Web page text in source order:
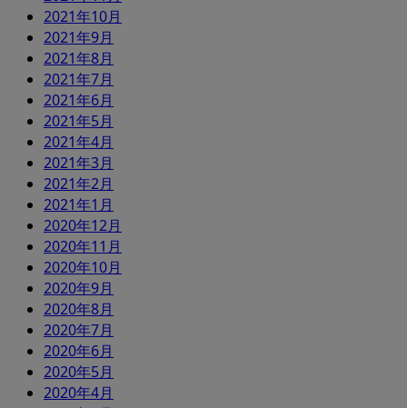
2021年10月
2021年9月
2021年8月
2021年7月
2021年6月
2021年5月
2021年4月
2021年3月
2021年2月
2021年1月
2020年12月
2020年11月
2020年10月
2020年9月
2020年8月
2020年7月
2020年6月
2020年5月
2020年4月